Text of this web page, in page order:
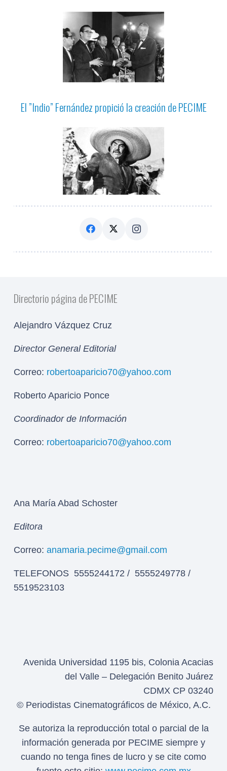
El ”Indio” Fernández propició la creación de PECIME
Directorio página de PECIME
Alejandro Vázquez Cruz
Director General Editorial
Correo: robertoaparicio70@yahoo.com
Roberto Aparicio Ponce
Coordinador de Información
Correo: robertoaparicio70@yahoo.com
Ana María Abad Schoster
Editora
Correo: anamaria.pecime@gmail.com
TELEFONOS 5555244172 / 5555249778 /
5519523103
Avenida Universidad 1195 bis, Colonia Acacias
del Valle – Delegación Benito Juárez
CDMX CP 03240
© Periodistas Cinematográficos de México, A.C.
Se autoriza la reproducción total o parcial de la
información generada por PECIME siempre y
cuando no tenga fines de lucro y se cite como